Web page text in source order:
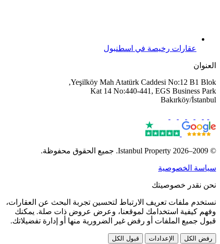
عقارات رخيصة في اسطنبول
العنوان
Yeşilköy Mah Atatürk Caddesi No:12 B1 Blok,
Kat 14 No:440-441, EGS Business Park
Bakırköy/İstanbul
© 2009–2026 Istanbul Property. جميع الحقوق محفوظة.
سياسة الخصوصية
نحن نقدر خصوصيتك
نستخدم ملفات تعريف الارتباط لتحسين تجربة البحث عن العقارات،
وفهم كيفية استخدامك لموقعنا، وعرض عروض ذات صلة. يمكنك
قبول جميع الملفات أو رفض غير الضرورية منها أو إدارة تفضيلاتك.
رفض الكل الإعدادات قبول الكل